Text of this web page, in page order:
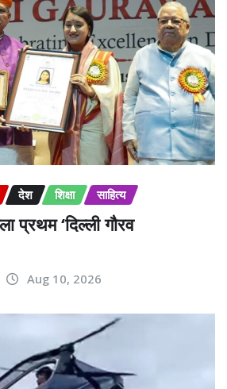
देश शिक्षा साहित्य
प्रथम ‘दिल्ली गौरव
Aug 10, 2026